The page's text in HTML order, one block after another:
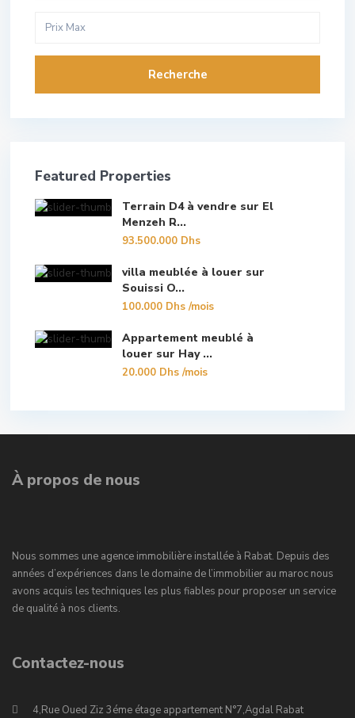
Recherche
Featured Properties
Terrain D4 à vendre sur El
Menzeh R...
93.500.000 Dhs
villa meublée à louer sur
Souissi O...
100.000 Dhs/mois
Appartement meublé à
louer sur Hay ...
20.000 Dhs/mois
À propos de nous
Nous sommes une agence immobilière installée à Rabat. Depuis des
années d’expériences dans le domaine de l’immobilier au maroc nous
avons acquis les techniques les plus fiables pour proposer un service
de qualité à nos clients.
Contactez-nous
4,Rue Oued Ziz 3éme étage appartement N°7,Agdal Rabat